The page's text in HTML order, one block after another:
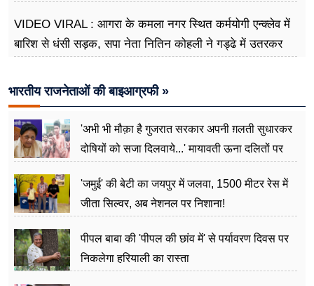
VIDEO VIRAL : आगरा के कमला नगर स्थित कर्मयोगी एन्क्लेव में
बारिश से धंसी सड़क, सपा नेता नितिन कोहली ने गड्ढे में उतरकर
भारतीय राजनेताओं की बाइआग्रफी »
'अभी भी मौक़ा है गुजरात सरकार अपनी ग़लती सुधारकर
दोषियों को सजा दिलवाये...' मायावती ऊना दलितों पर
'जमुई' की बेटी का जयपुर में जलवा, 1500 मीटर रेस में
जीता सिल्वर, अब नेशनल पर निशाना!
पीपल बाबा की 'पीपल की छांव में' से पर्यावरण दिवस पर
निकलेगा हरियाली का रास्ता